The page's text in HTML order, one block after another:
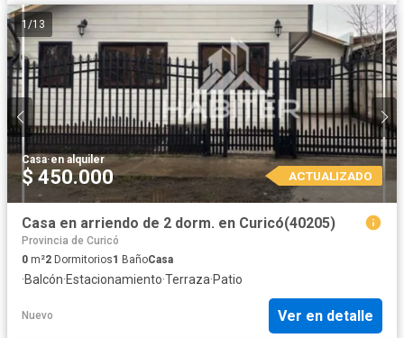
1 /13
Casa·en alquiler
$ 450.000 ACTUALIZADO
Casa en arriendo de 2 dorm. en Curicó(40205)
Provincia de Curicó
0 m²2 Dormitorios1 BañoCasa
·Balcón·Estacionamiento·Terraza·Patio
Nuevo Ver en detalle